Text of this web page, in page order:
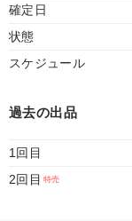
確定日
状態
スケジュール
過去の出品
1回目
2回目